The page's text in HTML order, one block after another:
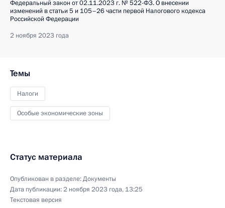
Федеральный закон от 02.11.2023 г. № 522-ФЗ. О внесении
изменений в статьи 5 и 105–26 части первой Налогового кодекса
Российской Федерации
2 ноября 2023 года
Темы
Налоги
Особые экономические зоны
Статус материала
Опубликован в разделе:Документы
Дата публикации:2 ноября 2023 года, 13:25
Текстовая версия